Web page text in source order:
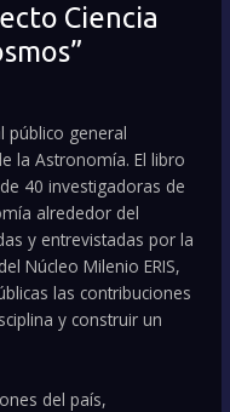
Ciencia
público general
la Astronomía. El libro
40 investigadoras de
alrededor del
y entrevistadas por la
Núcleo Milenio ERIS,
las contribuciones
y construir un
del país,